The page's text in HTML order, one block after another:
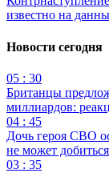
известно на
Новости сегодня
05 : 30
Британцы
миллиардов:
04 : 45
Дочь героя СВО
не может
03 : 35